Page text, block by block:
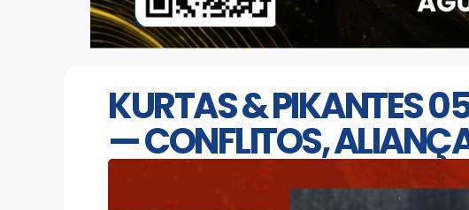
KURTAS & PIKANTES
— CONFLITOS,